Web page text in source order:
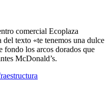
comercial Ecoplaza
texto «te tenemos una dulce
fondo los arcos dorados que
McDonald’s.